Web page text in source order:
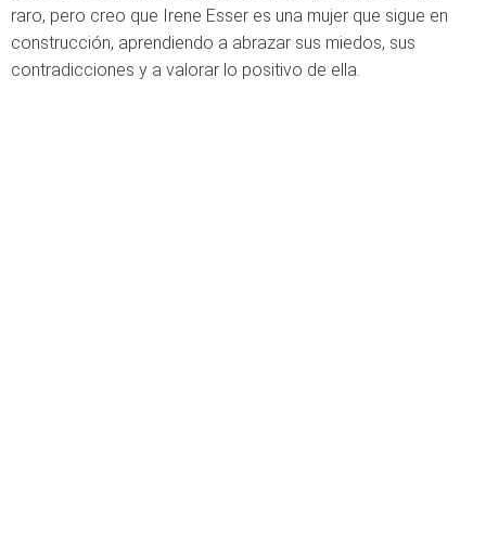
raro, pero creo que Irene Esser es una mujer que sigue en
construcción, aprendiendo a abrazar sus miedos, sus
contradicciones y a valorar lo positivo de ella.